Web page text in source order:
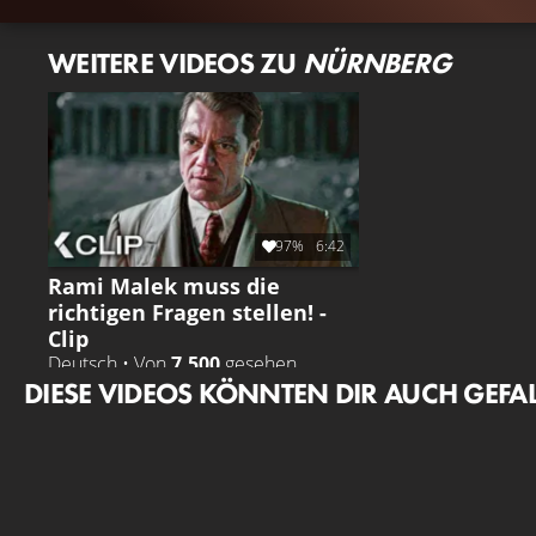
WEITERE VIDEOS ZU NÜRNBERG
97% 6:42
Rami Malek muss die
richtigen Fragen stellen! -
Clip
Deutsch • Von 7.500 gesehen
DIESE VIDEOS KÖNNTEN DIR AUCH